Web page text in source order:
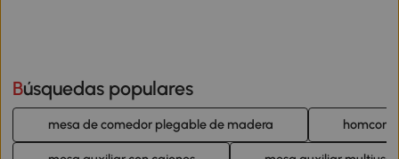
Búsquedas populares
mesa de comedor plegable de madera homcom